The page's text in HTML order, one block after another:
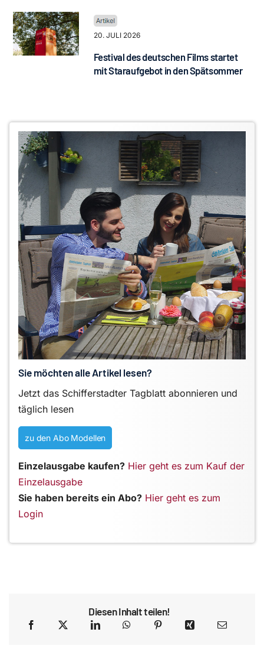
20. JULI 2026
Festival des deutschen Films startet
mit Staraufgebot in den Spätsommer
Sie möchten alle Artikel lesen?
Jetzt das Schifferstadter Tagblatt abonnieren und
täglich lesen
zu den Abo Modellen
Einzelausgabe kaufen? Hier geht es zum Kauf der
Einzelausgabe
Sie haben bereits ein Abo? Hier geht es zum
Login
Diesen Inhalt teilen!